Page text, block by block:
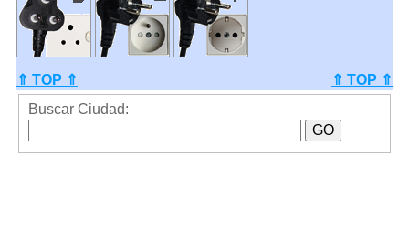
⇑ TOP ⇑
⇑ TOP ⇑
Buscar Ciudad: